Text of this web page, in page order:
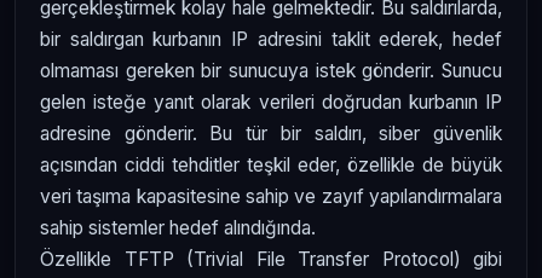
gerçekleştirmek kolay hale gelmektedir. Bu saldırılarda,
bir saldırgan kurbanın IP adresini taklit ederek, hedef
olmaması gereken bir sunucuya istek gönderir. Sunucu
gelen isteğe yanıt olarak verileri doğrudan kurbanın IP
adresine gönderir. Bu tür bir saldırı, siber güvenlik
açısından ciddi tehditler teşkil eder, özellikle de büyük
veri taşıma kapasitesine sahip ve zayıf yapılandırmalara
sahip sistemler hedef alındığında.
Özellikle TFTP (Trivial File Transfer Protocol) gibi